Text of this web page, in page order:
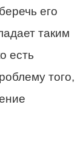
его
таким
есть
того,